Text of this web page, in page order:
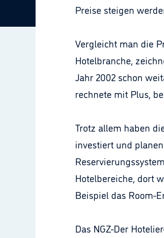
Preise steigen
Vergleicht man die
Hotelbranche,
Jahr 2002 schon
rechnete mit Plus,
Trotz allem haben
investiert und
Hotelbereiche, dort
Beispiel das Room-
Das NGZ-Der